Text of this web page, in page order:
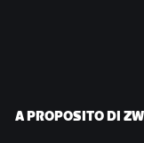
A PROPOSITO DI